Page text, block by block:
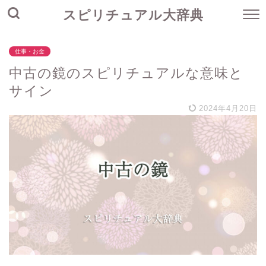
スピリチュアル大辞典
仕事・お金
中古の鏡のスピリチュアルな意味と
サイン
2024年4月20日